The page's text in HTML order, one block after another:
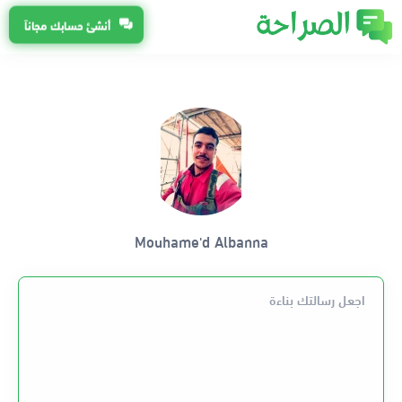
أنشئ حسابك مجاناً
Mouhame'd Albanna